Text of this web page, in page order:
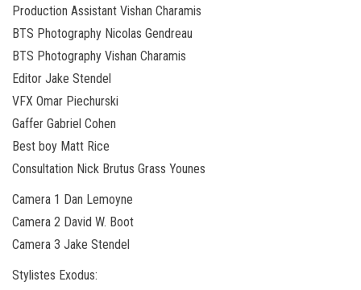
Production Assistant Vishan Charamis
BTS Photography Nicolas Gendreau
BTS Photography Vishan Charamis
Editor Jake Stendel
VFX Omar Piechurski
Gaffer Gabriel Cohen
Best boy Matt Rice
Consultation Nick Brutus Grass Younes
Camera 1 Dan Lemoyne
Camera 2 David W. Boot
Camera 3 Jake Stendel
Stylistes Exodus: